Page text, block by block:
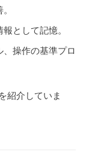
として記憶。
操作の基準プロ
紹介していま